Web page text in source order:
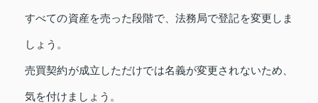
すべての資産を売った段階で、法務局で登記を変更しま
しょう。
売買契約が成立しただけでは名義が変更されないため、
気を付けましょう。